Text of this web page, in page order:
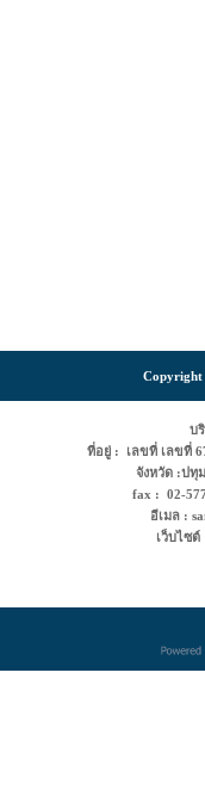
Copyright
บ
ที่อยู่ : เลขที่ เลขที่
จังหวัด :ป
fax : 02-
อีเมล :
เว็บไซต์